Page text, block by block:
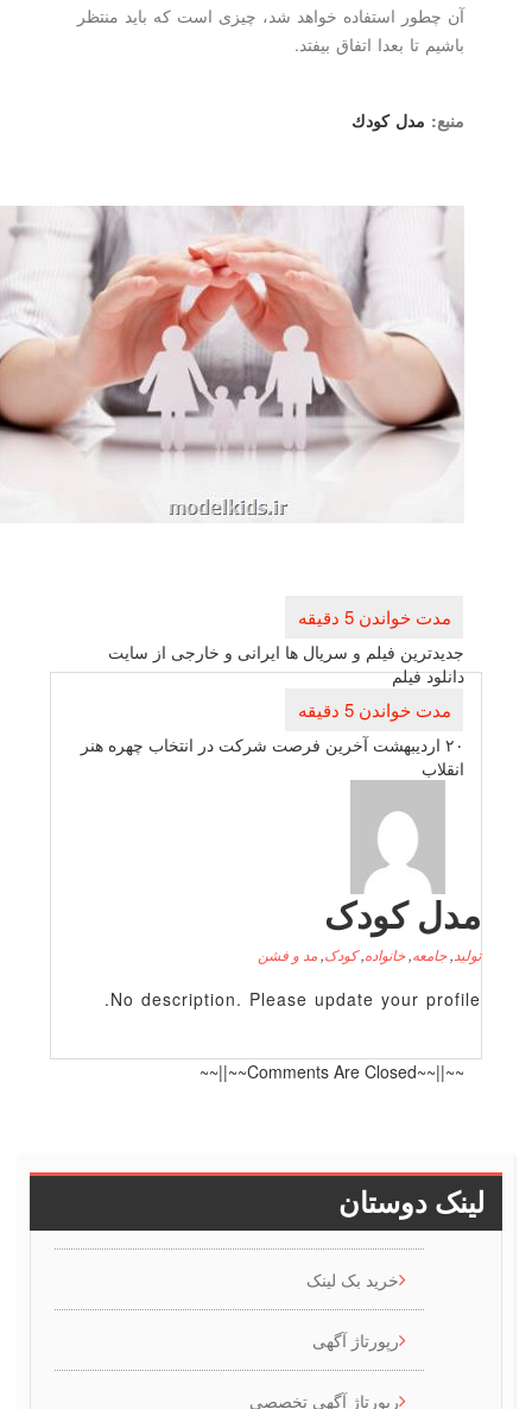
آن چطور استفاده خواهد شد، چیزی است که باید منتظر
باشیم تا بعدا اتفاق بیفتد.
مدل كودك
راهبری
نوشته
جدیدترین فیلم و سریال ها ایرانی و خارجی از سایت
دانلود فیلم
۲۰ اردیبهشت آخرین فرصت شركت در انتخاب چهره هنر
کودک
جامعه,خانواده,کودک,مد و فشن
No description. Please update your
دوستان
خرید بک لینک
رپورتاژ آگهی
رپورتاژ آگهی تخصصی